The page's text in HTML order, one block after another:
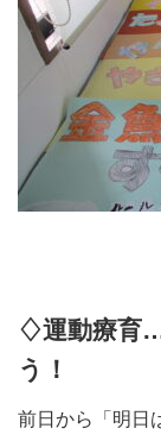
♢運動療育
う！
前日から「明日